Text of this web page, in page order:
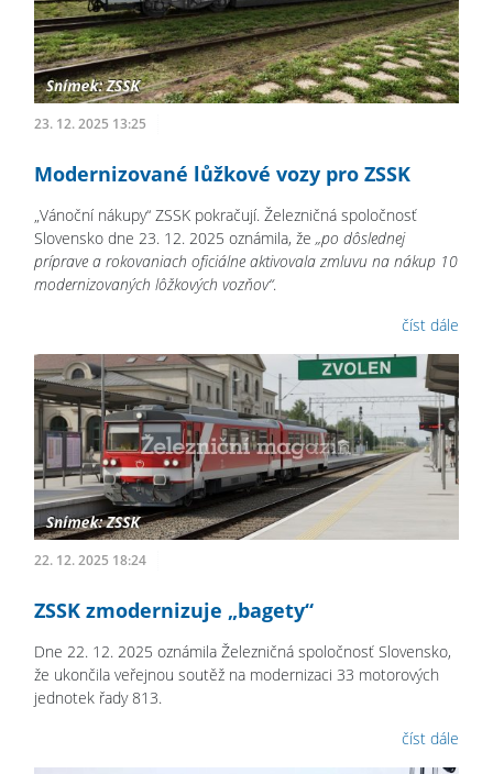
23. 12. 2025 13:25
Modernizované lůžkové vozy pro ZSSK
„Vánoční nákupy“ ZSSK pokračují. Železničná spoločnosť
Slovensko dne 23. 12. 2025 oznámila, že „po dôslednej
príprave a rokovaniach oficiálne aktivovala zmluvu na nákup 10
modernizovaných lôžkových vozňov“.
číst dále
22. 12. 2025 18:24
ZSSK zmodernizuje „bagety“
Dne 22. 12. 2025 oznámila Železničná spoločnosť Slovensko,
že ukončila veřejnou soutěž na modernizaci 33 motorových
jednotek řady 813.
číst dále